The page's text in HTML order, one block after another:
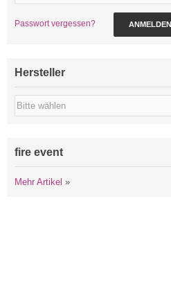
Passwort vergessen? ANMELDEN
Hersteller
fire event
Mehr Artikel »